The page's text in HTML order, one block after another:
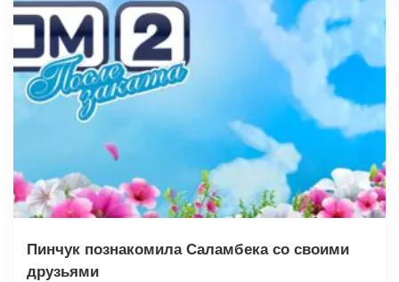
Пинчук познакомила Саламбека со своими
друзьями